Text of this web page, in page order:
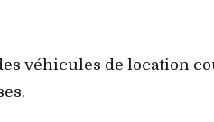
véhicules de location